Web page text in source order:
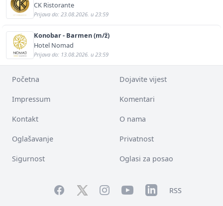
CK Ristorante
Prijava do: 23.08.2026. u 23:59
Konobar - Barmen (m/ž)
Hotel Nomad
Prijava do: 13.08.2026. u 23:59
Početna Dojavite vijest
Impressum Komentari
Kontakt O nama
Oglašavanje Privatnost
Sigurnost Oglasi za posao
FacebookTwitterInstagramYouTubeLinkedInRSS